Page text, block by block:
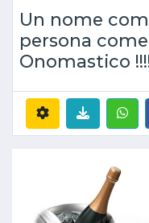
Un nome
persona
Onomastico